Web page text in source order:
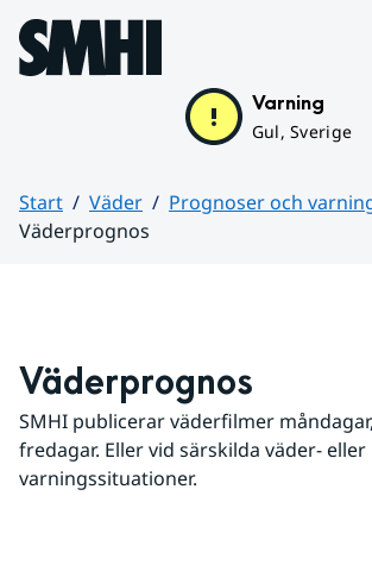
Hoppa till sidans innehåll
Varning
Gul, Sverige
Start Väder
Prognoser och
Väderprognos
Väderprognos
SMHI publicerar väderfilmer
fredagar. Eller vid särskilda väder- eller
varningssituationer.